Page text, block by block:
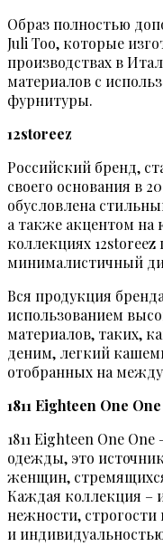
Образ полностью
Juli Too, которые
производствах в
материалов с
фурнитуры.
12storeez
Российский бренд,
своего основания в
обусловлена
а также акцентом на
коллекциях
минималистичный
Вся продукция
использованием
материалов, таких,
деним, легкий
отобранных на
1811 Eighteen One One
1811 Eighteen One
одежды, это
женщин,
Каждая коллекция –
нежности,
и